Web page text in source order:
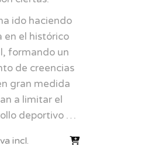
ido haciendo
en el histórico
formando un
de creencias
gran medida
a limitar el
deportivo …
incl.